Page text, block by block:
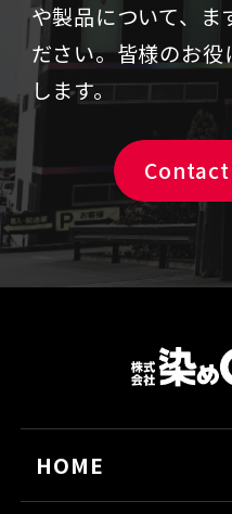
や製品について、ま
ださい。皆様のお役
します。
Contact
HOME